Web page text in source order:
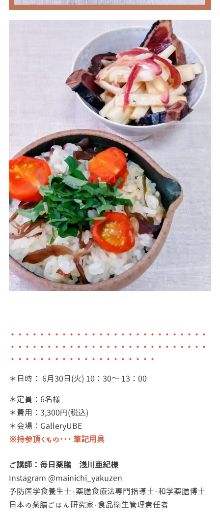
・・・・・・・・・・・・・・・・・・・・・・・・・・・
・・・・・・・・・・・・・・・・・・・・・・・・・・・
・・・・・・・・・・・・・・・・・・・・
＊日時： 6月30日(火) 10：30～ 13：00
＊定員：6名様
＊費用：3,300円(税込)
＊会場：GalleryUBE
※持参頂くもの･･･ 筆記用具
ご講師：毎日薬膳 浅川亜紀様
Instagram @mainichi_yakuzen
予防医学食養生士・薬膳食療法専門指導士・和学薬膳博士
日本の薬膳ごはん研究家・食品衛生管理責任者